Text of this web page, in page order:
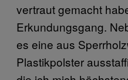
vertraut gemacht
Erkundungsgang.
es eine aus
Plastikpolster